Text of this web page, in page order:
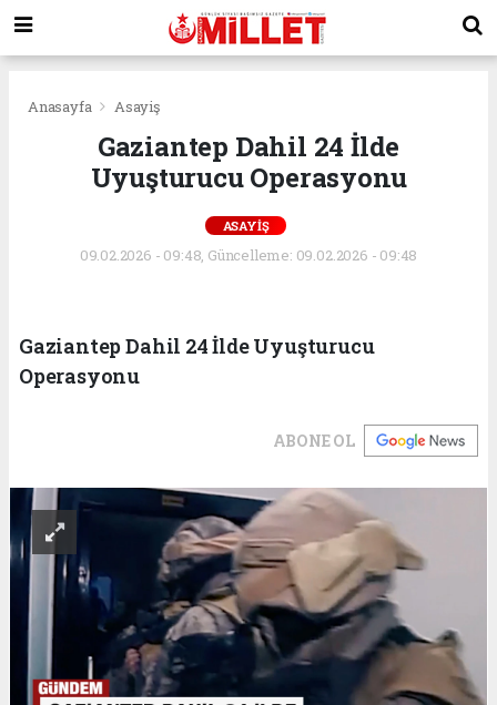
Anasayfa Asayiş
Gaziantep Dahil 24 İlde
Uyuşturucu Operasyonu
ASAYIŞ
09.02.2026 - 09:48, Güncelleme: 09.02.2026 - 09:48
Gaziantep Dahil 24 İlde Uyuşturucu
Operasyonu
ABONE OL